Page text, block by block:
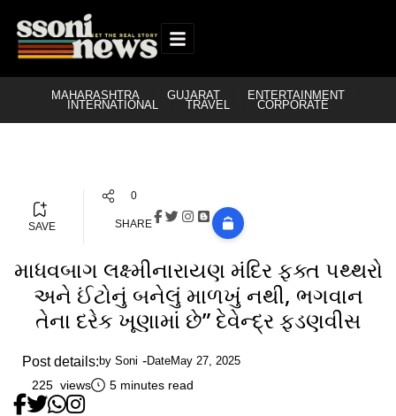
MAHARASHTRA GUJARAT ENTERTAINMENT
INTERNATIONAL TRAVEL CORPORATE
SAVE
0
SHARE
માધવબાગ લક્ષ્મીનારાયણ મંદિર ફક્ત પથ્થરો
અને ઈંટોનું બનેલું માળખું નથી, ભગવાન
તેના દરેક ખૂણામાં છે” દેવેન્દ્ર ફડણવીસ
Post details: by Soni DateMay 27, 2025
225 views 5 minutes read